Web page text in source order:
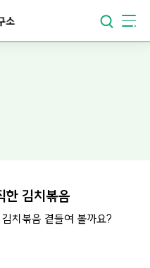
소
한 김치볶음
치볶음 곁들여 볼까요?